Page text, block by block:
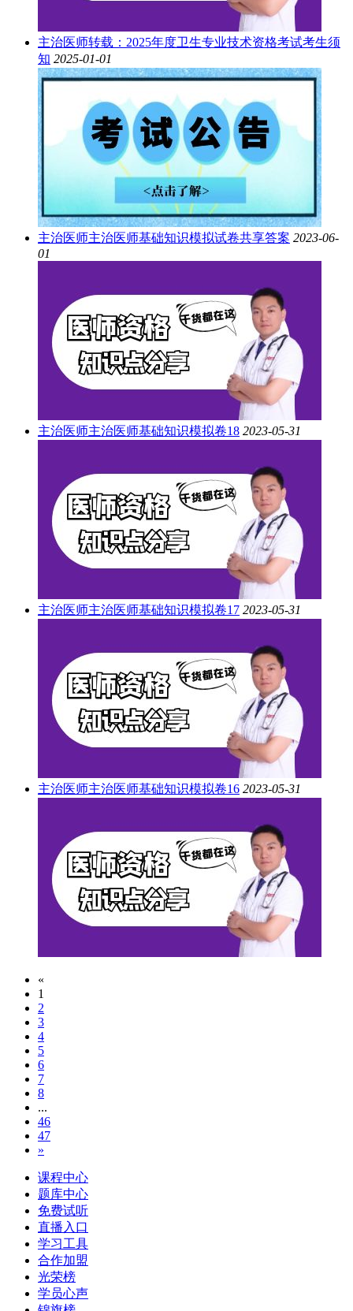
主治医师转载：2025年度卫生专业技术资格考试考生须
知 2025-01-01
主治医师主治医师基础知识模拟试卷共享答案 2023-06-
01
主治医师主治医师基础知识模拟卷18 2023-05-31
主治医师主治医师基础知识模拟卷17 2023-05-31
主治医师主治医师基础知识模拟卷16 2023-05-31
«
1
2
3
4
5
6
7
8
...
46
47
»
课程中心
题库中心
免费试听
直播入口
学习工具
合作加盟
光荣榜
学员心声